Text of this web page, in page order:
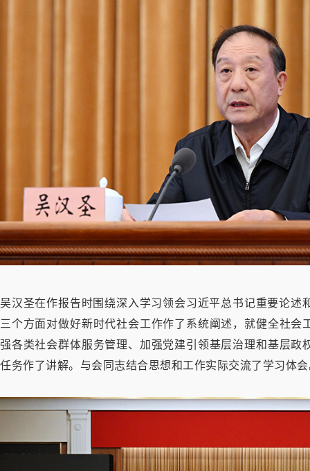
吴汉圣在作报告时围绕深入学习领会习近平总书记重要论述
三个方面对做好新时代社会工作作了系统阐述，就健全社
强各类社会群体服务管理、加强党建引领基层治理和基层
任务作了讲解。与会同志结合思想和工作实际交流了学习体